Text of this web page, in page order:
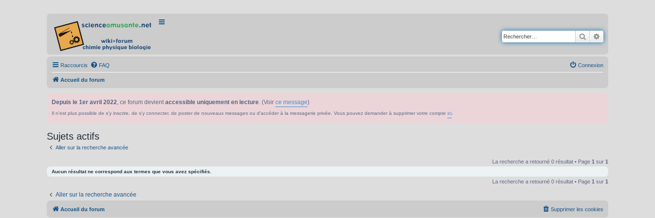
Rechercher
Raccourcis FAQ Connexion
Accueil du forum
Depuis le 1er avril 2022, ce forum devientaccessible uniquement en lecture. (Voir ce message)
Il n'est plus possible de s'y inscrire, de s'y connecter, de poster de nouveaux messages ou d'accéder à la messagerie privée. Vous pouvez demander à supprimer votre compte ici
Sujets actifs
Aller sur la recherche avancée
La recherche a retourné 0 résultat • Page 1 sur 1
Aucun résultat ne correspond aux termes que vous avez spécifiés.
La recherche a retourné 0 résultat • Page 1 sur 1
Aller sur la recherche avancée
Accueil du forum Supprimer les cookies